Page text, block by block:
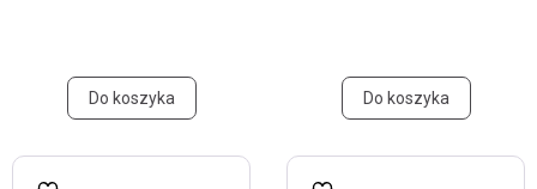
Do koszyka Do koszyka